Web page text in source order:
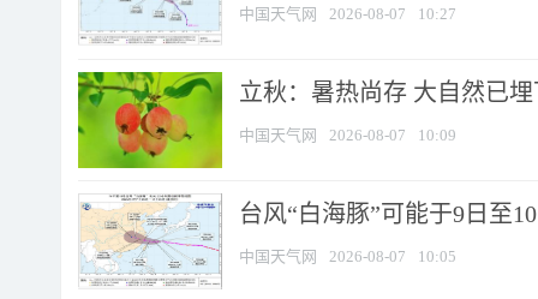
中国天气网 2026-08-07 10:27
立秋：暑热尚存 大自然已
中国天气网 2026-08-07 10:09
台风“白海豚”可能于9日至
中国天气网 2026-08-07 10:05